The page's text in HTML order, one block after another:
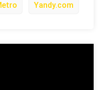
Yandy.com